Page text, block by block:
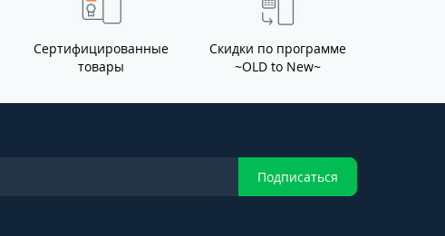
Сертифицированные
товары
Скидки по программе
~OLD to New~
Подписаться